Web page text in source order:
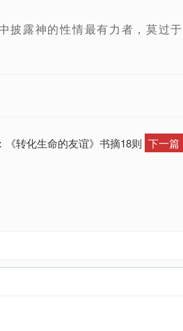
披露神的性情最有力者，莫过于
《转化生命的友谊》书摘18则 下一篇